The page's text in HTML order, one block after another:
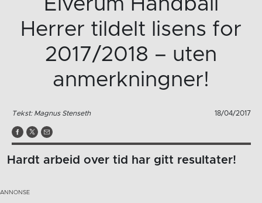
Herrer tildelt lisens for
2017/2018 – uten
anmerkningner!
Tekst: Magnus Stenseth 18/04/2017
Hardt arbeid over tid har gitt resultater!